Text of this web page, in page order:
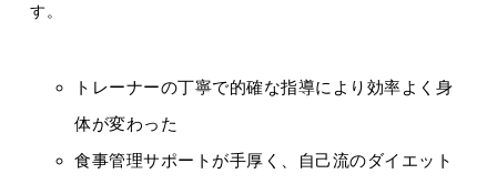
す。
トレーナーの丁寧で的確な指導により効率よく身
体が変わった
食事管理サポートが手厚く、自己流のダイエット